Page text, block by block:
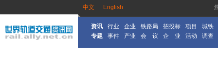
中文 English
资讯 行业 企业 铁路局 招投标 项目
城铁
专题
事件 产业 会 议 企 业 活动 调查